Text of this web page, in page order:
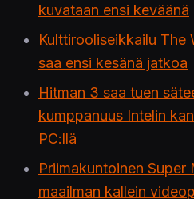
kuvataan ensi keväänä
Kulttirooliseikkailu The
saa ensi kesänä jatkoa
Hitman 3 saa tuen
kumppanuus Intelin
PC:llä
Priimakuntoinen
maailman kallein